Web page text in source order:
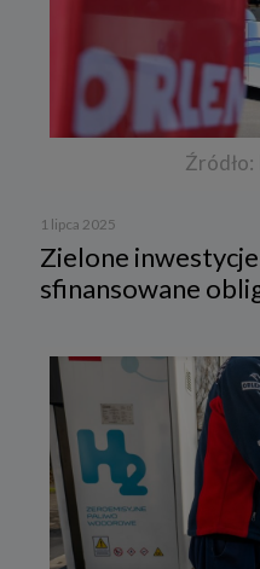
1 lipca 2025
Zielone
sfinansowane